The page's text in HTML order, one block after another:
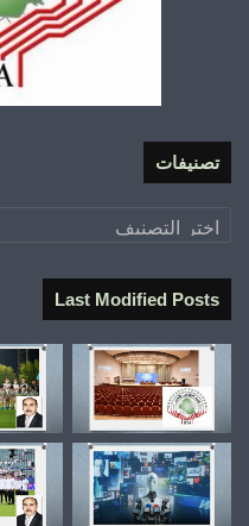
تصنيفات
تصنيفات
Last Modified Posts